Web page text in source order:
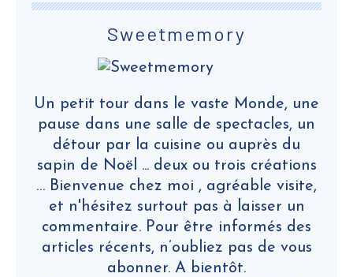
Sweetmemory
Un petit tour dans le vaste Monde, une
pause dans une salle de spectacles, un
détour par la cuisine ou auprès du
sapin de Noël ... deux ou trois créations
… Bienvenue chez moi , agréable visite,
et n'hésitez surtout pas à laisser un
commentaire. Pour être informés des
articles récents, n’oubliez pas de vous
abonner. A bientôt.